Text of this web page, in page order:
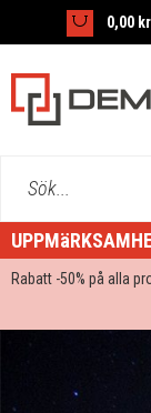
0,00 kr
Sök...
Rabatt -50% på alla